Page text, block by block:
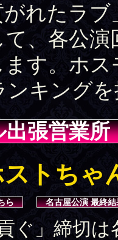
れたラ
て、各公
す。ホ
ンキング
張営業
トちゃ
ら 名古屋公演 最終
ぐ」締切は